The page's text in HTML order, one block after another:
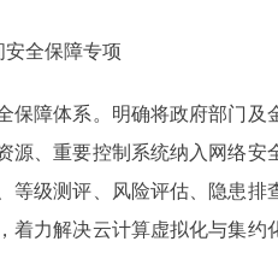
全保障专项
障体系。明确将政府部门及
源、重要控制系统纳入网络
等级测评、风险评估、隐患
着力解决云计算虚拟化与集